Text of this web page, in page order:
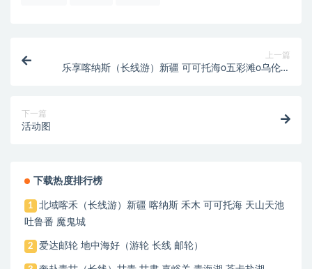
上一篇
乐享喀纳斯（长线游）新疆 可可托海o五彩滩o乌伦古
下一篇
活动图
下载热度排行榜
1
北域喀禾（长线游）新疆 喀纳斯 禾木 可可托海 天山天池
吐鲁番 魔鬼城
2 爱达邮轮 地中海好（游轮 长线 邮轮）